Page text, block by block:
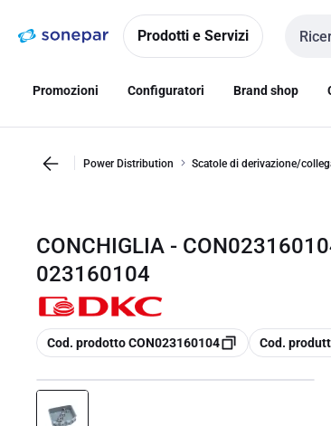
navigazionealla
Prodotti e Servizi
Cerca
Promozioni Configuratori Brand shop
Power Distribution Scatole di derivazione/
CONCHIGLIA -
023160104
copia
Cod. prodotto CON023160104 copia
Cod.